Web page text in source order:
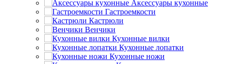
Аксессуары кухонные
Гастроемкости
Кастрюли
Венчики
Кухонные вилки
Кухонные лопатки
Кухонные ножи